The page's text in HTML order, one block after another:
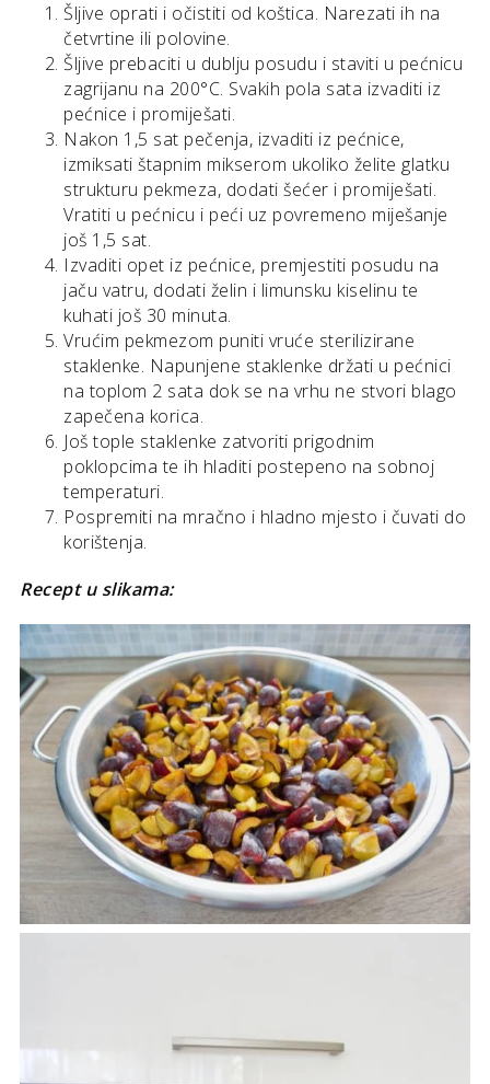
Šljive oprati i očistiti od koštica. Narezati ih na
četvrtine ili polovine.
Šljive prebaciti u dublju posudu i staviti u pećnicu
zagrijanu na 200°C. Svakih pola sata izvaditi iz
pećnice i promiješati.
Nakon 1,5 sat pečenja, izvaditi iz pećnice,
izmiksati štapnim mikserom ukoliko želite glatku
strukturu pekmeza, dodati šećer i promiješati.
Vratiti u pećnicu i peći uz povremeno miješanje
još 1,5 sat.
Izvaditi opet iz pećnice, premjestiti posudu na
jaču vatru, dodati želin i limunsku kiselinu te
kuhati još 30 minuta.
Vrućim pekmezom puniti vruće sterilizirane
staklenke. Napunjene staklenke držati u pećnici
na toplom 2 sata dok se na vrhu ne stvori blago
zapečena korica.
Još tople staklenke zatvoriti prigodnim
poklopcima te ih hladiti postepeno na sobnoj
temperaturi.
Pospremiti na mračno i hladno mjesto i čuvati do
korištenja.
Recept u slikama: